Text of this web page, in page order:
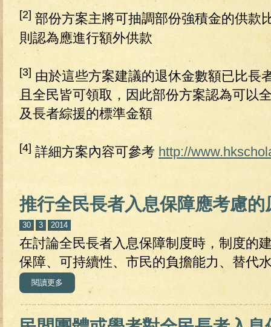
[2] 部份方案主將可抽調部份強積金的供款
則認為應進行額外供款
[3] 由於這些方案建議的退休金數額已比長
且全民皆可領取，因此部份方案認為可以
及長者綜援的標準金額
[4]詳細方案內容可參考 http://
推行全民長者入息保障應考慮的
30 3 2014
在討論全民長者入息保障制度時，制度的
保障、可持續性、市民的負擔能力、替代
閱讀更多